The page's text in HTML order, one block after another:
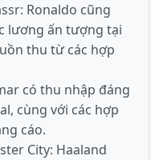
Ronaldo cũng
lương ấn tượng tại
thu từ các hợp
có thu nhập đáng
cùng với các hợp
cáo.
City: Haaland